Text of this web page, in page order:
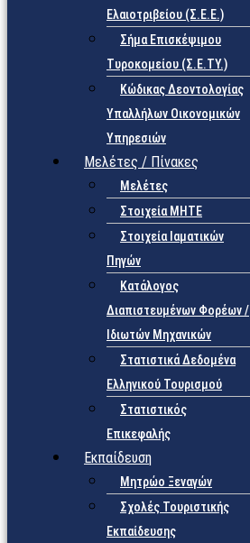
Ελαιοτριβείου (Σ.Ε.Ε.)
Σήμα Επισκέψιμου
Τυροκομείου (Σ.Ε.TY.)
Κώδικας Δεοντολογίας
Υπαλλήλων Οικονομικών
Υπηρεσιών
Μελέτες / Πίνακες
Μελέτες
Στοιχεία ΜΗΤΕ
Στοιχεία Ιαματικών
Πηγών
Κατάλογος
Διαπιστευμένων Φορέων /
Ιδιωτών Μηχανικών
Στατιστικά Δεδομένα
Ελληνικού Τουρισμού
Στατιστικός
Επικεφαλής
Εκπαίδευση
Μητρώο Ξεναγών
Σχολές Τουριστικής
Εκπαίδευσης